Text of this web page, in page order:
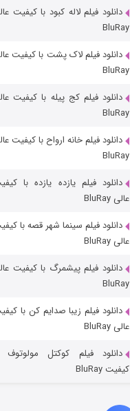
جادوگری در مغولستان
باب اسفنجی فصل ۱۷
دانلود فیلم لاله کبود با کیفیت
BluRay
دانلود فیلم لاک پشت با کیفیت
BluRay
دانلود فیلم کج‌ پیله با کیفیت
BluRay
دانلود فیلم خانه ارواح با کیفیت
BluRay
دانلود فیلم یازده یازده با
عالی BluRay
دانلود فیلم سینما شهر قصه با
عالی BluRay
دانلود فیلم پیشمرگ با کیفیت
BluRay
دانلود فیلم زیبا صدایم کن با
عالی BluRay
دانلود فیلم کوکتل مولوتوف
کیفیت BluRay